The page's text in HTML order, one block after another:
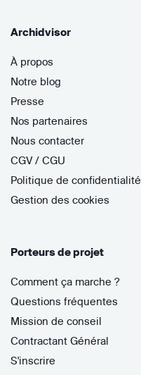
Archidvisor
À propos
Notre blog
Presse
Nos partenaires
Nous contacter
CGV / CGU
Politique de confidentialité
Gestion des cookies
Porteurs de projet
Comment ça marche ?
Questions fréquentes
Mission de conseil
Contractant Général
S'inscrire